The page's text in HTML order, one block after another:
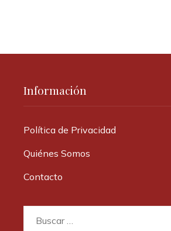
Información
Política de Privacidad
Quiénes Somos
Contacto